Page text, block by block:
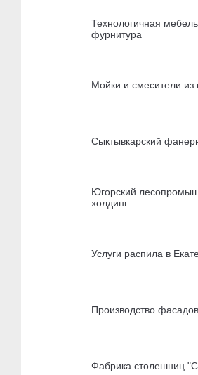
Технологичная
фурнитура
Мойки и смесители из
Сыктывкарский
Югорский
холдинг
Услуги распила в
Производство фасадов
Фабрика столешниц